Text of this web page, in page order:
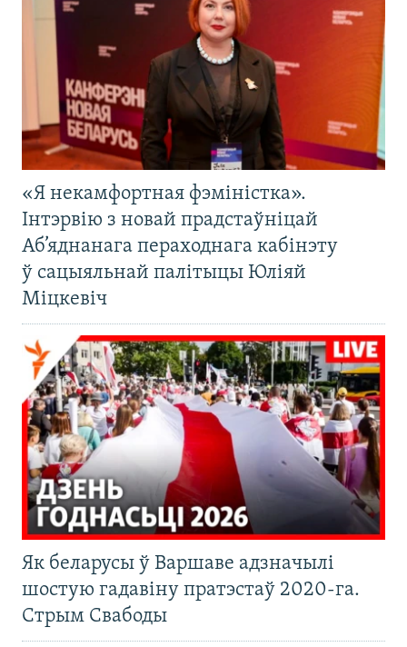
«Я некамфортная фэміністка».
Інтэрвію з новай прадстаўніцай
Аб’яднанага пераходнага кабінэту
ў сацыяльнай палітыцы Юліяй
Міцкевіч
Як беларусы ў Варшаве адзначылі
шостую гадавіну пратэстаў 2020-га.
Стрым Свабоды